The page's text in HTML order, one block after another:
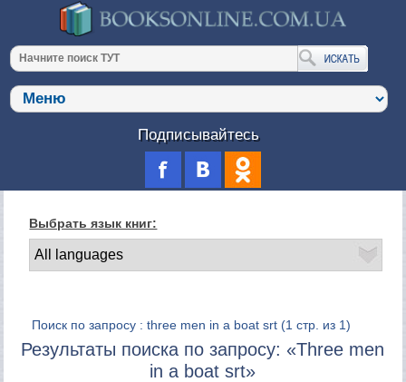
Подписывайтесь
Выбрать язык книг:
Поиск по запросу : three men in a boat srt (1 стр. из 1)
Результаты поиска по запросу: «Three men
in a boat srt»